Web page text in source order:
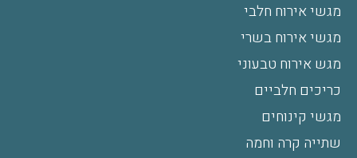
מגשי אירוח חלבי
מגשי אירוח בשרי
מגש אירוח טבעוני
כריכים חלביים
מגשי קינוחים
שתייה קרה וחמה